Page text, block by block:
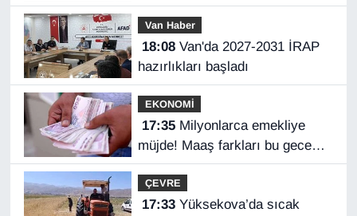
Van Haber
18:08Van'da 2027-2031 İRAP
hazırlıkları başladı
EKONOMİ
17:35Milyonlarca emekliye
müjde! Maaş farkları bu gece
hesaplarda
ÇEVRE
17:33Yüksekova’da sıcak